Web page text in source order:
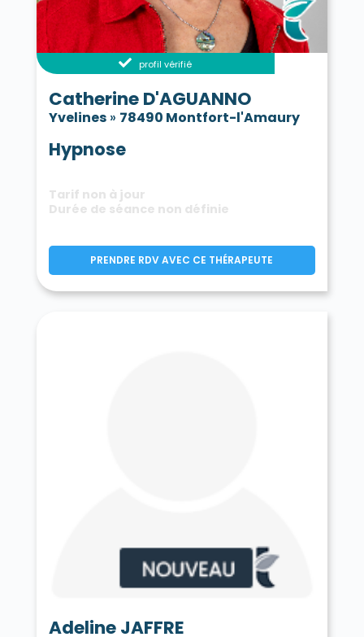
profil vérifié
Catherine D'AGUANNO
Yvelines» 78490 Montfort-l'Amaury
Hypnose
Tarif non à jour
Durée de séance non définie
PRENDRE RDV AVEC CE THÉRAPEUTE
Adeline JAFFRE